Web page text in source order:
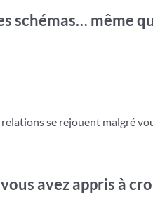
même
se rejouent malgré
avez appris à